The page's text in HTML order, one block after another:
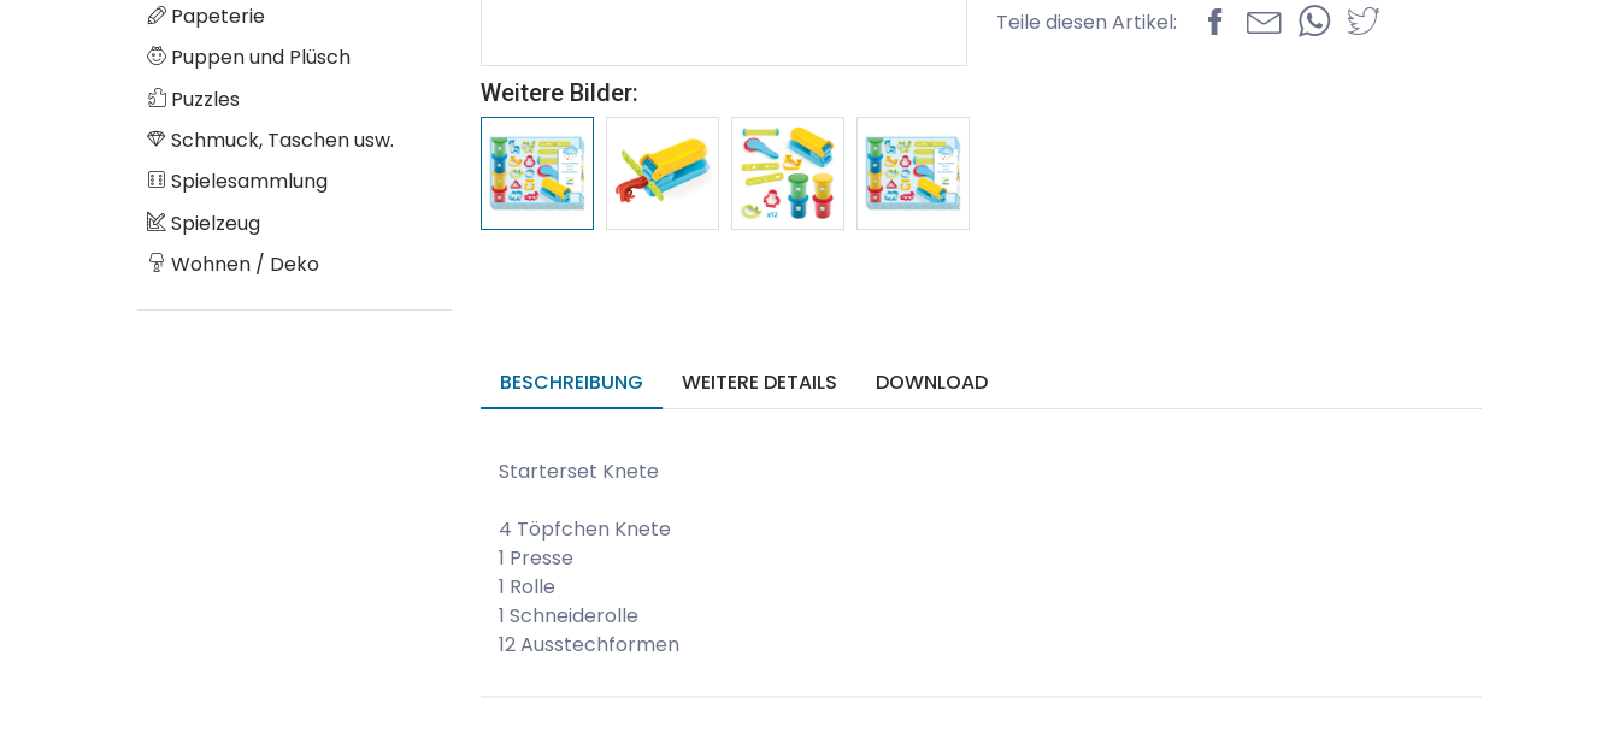
Papeterie
Puppen und Plüsch
Puzzles
Schmuck, Taschen usw.
Spielesammlung
Spielzeug
Wohnen / Deko
Weitere Bilder:
Teile diesen Artikel:
BESCHREIBUNG WEITERE DETAILS DOWNLOAD
Starterset Knete
4 Töpfchen Knete
1 Presse
1 Rolle
1 Schneiderolle
12 Ausstechformen